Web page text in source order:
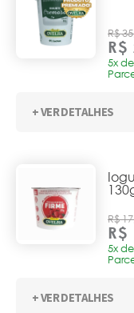
R$
R$
5x
+ VER DETALHES
R$
R$
5x
+ VER DETALHES